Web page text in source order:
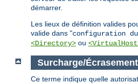
démarrer.
Les lieux de définition valides
valide dans "configuration
<Directory> ou
Surcharge/Écrasement
Ce terme indique quelle